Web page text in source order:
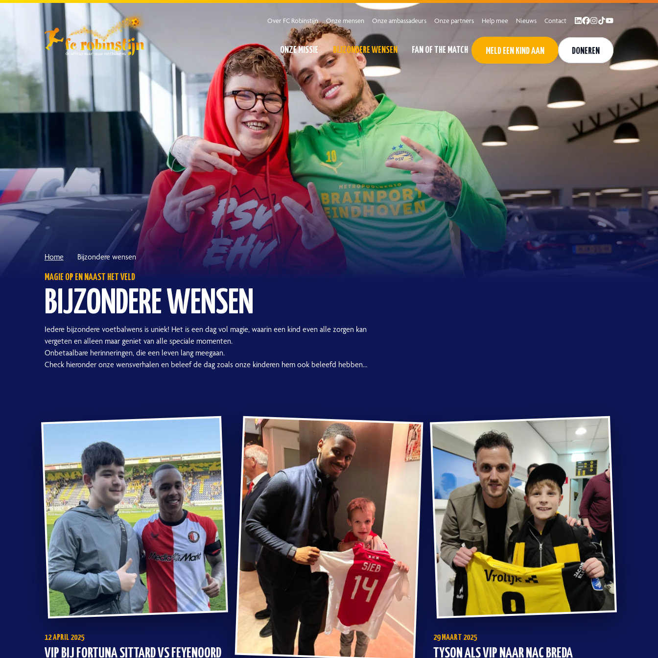
Over FC Robinstijn Onze mensen Onze ambassadeurs Onze partners Help mee Nieuws Contact
ONZE MISSIE BIJZONDERE WENSEN FAN OF THE MATCH MELD EEN KIND AAN DONEREN
Home Bijzondere wensen
MAGIE OP EN NAAST HET VELD
BIJZONDERE WENSEN
Iedere bijzondere voetbalwens is uniek! Het is een dag vol magie, waarin een kind even alle zorgen kan
vergeten en alleen maar geniet van alle speciale momenten.
Onbetaalbare herinneringen, die een leven lang meegaan.
Check hieronder onze wensverhalen en beleef de dag zoals onze kinderen hem ook beleefd hebben…
12 APRIL 2025
VIP BIJ FORTUNA SITTARD VS FEYENOORD
29 MAART 2025
TYSON ALS VIP NAAR NAC BREDA